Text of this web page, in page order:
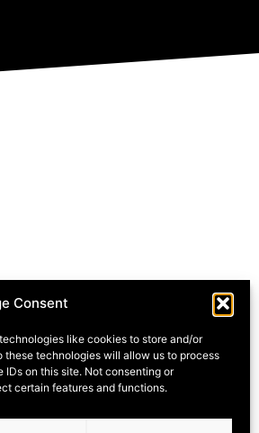
Consent
like cookies to store and/or
technologies will allow us to process
on this site. Not consenting or
certain features and functions.